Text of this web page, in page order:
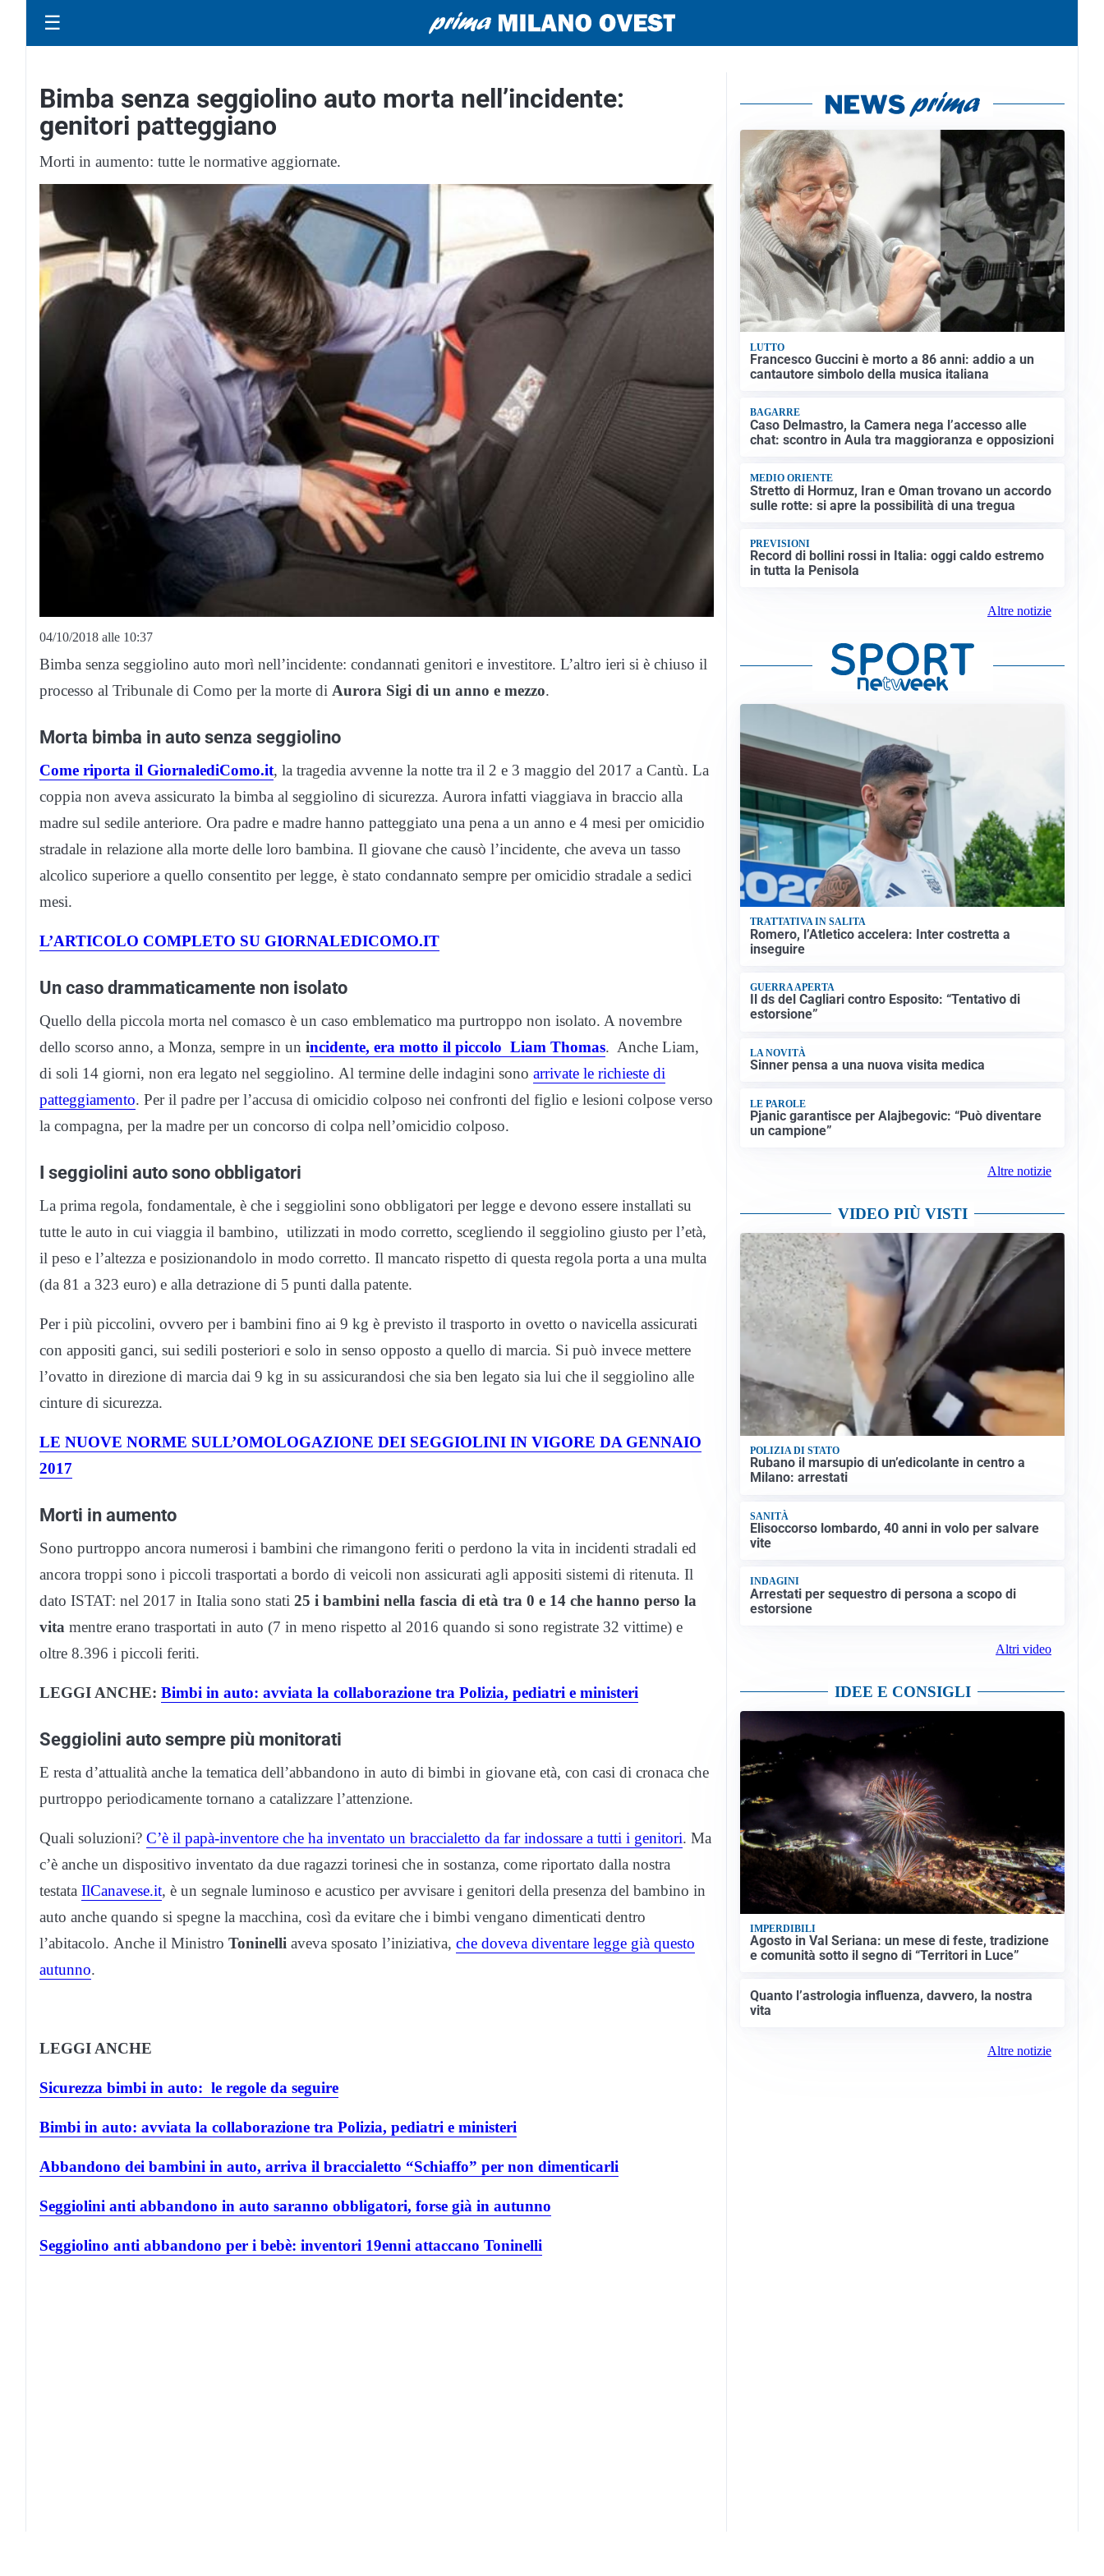
☰
Bimba senza seggiolino auto morta nell’incidente:
genitori patteggiano
Morti in aumento: tutte le normative aggiornate.
04/10/2018 alle 10:37
Bimba senza seggiolino auto morì nell’incidente: condannati genitori e investitore. L’altro ieri si è chiuso il
processo al Tribunale di Como per la morte di Aurora Sigi di un anno e mezzo.
Morta bimba in auto senza seggiolino
Come riporta il GiornalediComo.it, la tragedia avvenne la notte tra il 2 e 3 maggio del 2017 a Cantù. La
coppia non aveva assicurato la bimba al seggiolino di sicurezza. Aurora infatti viaggiava in braccio alla
madre sul sedile anteriore. Ora padre e madre hanno patteggiato una pena a un anno e 4 mesi per omicidio
stradale in relazione alla morte delle loro bambina. Il giovane che causò l’incidente, che aveva un tasso
alcolico superiore a quello consentito per legge, è stato condannato sempre per omicidio stradale a sedici
mesi.
L’ARTICOLO COMPLETO SU GIORNALEDICOMO.IT
Un caso drammaticamente non isolato
Quello della piccola morta nel comasco è un caso emblematico ma purtroppo non isolato. A novembre
dello scorso anno, a Monza, sempre in un incidente, era motto il piccolo Liam Thomas. Anche Liam,
di soli 14 giorni, non era legato nel seggiolino. Al termine delle indagini sono arrivate le richieste di
patteggiamento. Per il padre per l’accusa di omicidio colposo nei confronti del figlio e lesioni colpose verso
la compagna, per la madre per un concorso di colpa nell’omicidio colposo.
I seggiolini auto sono obbligatori
La prima regola, fondamentale, è che i seggiolini sono obbligatori per legge e devono essere installati su
tutte le auto in cui viaggia il bambino, utilizzati in modo corretto, scegliendo il seggiolino giusto per l’età,
il peso e l’altezza e posizionandolo in modo corretto. Il mancato rispetto di questa regola porta a una multa
(da 81 a 323 euro) e alla detrazione di 5 punti dalla patente.
Per i più piccolini, ovvero per i bambini fino ai 9 kg è previsto il trasporto in ovetto o navicella assicurati
con appositi ganci, sui sedili posteriori e solo in senso opposto a quello di marcia. Si può invece mettere
l’ovatto in direzione di marcia dai 9 kg in su assicurandosi che sia ben legato sia lui che il seggiolino alle
cinture di sicurezza.
LE NUOVE NORME SULL’OMOLOGAZIONE DEI SEGGIOLINI IN VIGORE DA GENNAIO
2017
Morti in aumento
Sono purtroppo ancora numerosi i bambini che rimangono feriti o perdono la vita in incidenti stradali ed
ancora troppi sono i piccoli trasportati a bordo di veicoli non assicurati agli appositi sistemi di ritenuta. Il
dato ISTAT: nel 2017 in Italia sono stati 25 i bambini nella fascia di età tra 0 e 14 che hanno perso la
vita mentre erano trasportati in auto (7 in meno rispetto al 2016 quando si sono registrate 32 vittime) e
oltre 8.396 i piccoli feriti.
LEGGI ANCHE: Bimbi in auto: avviata la collaborazione tra Polizia, pediatri e ministeri
Seggiolini auto sempre più monitorati
E resta d’attualità anche la tematica dell’abbandono in auto di bimbi in giovane età, con casi di cronaca che
purtroppo periodicamente tornano a catalizzare l’attenzione.
Quali soluzioni? C’è il papà-inventore che ha inventato un braccialetto da far indossare a tutti i genitori. Ma
c’è anche un dispositivo inventato da due ragazzi torinesi che in sostanza, come riportato dalla nostra
testata IlCanavese.it, è un segnale luminoso e acustico per avvisare i genitori della presenza del bambino in
auto anche quando si spegne la macchina, così da evitare che i bimbi vengano dimenticati dentro
l’abitacolo. Anche il Ministro Toninelli aveva sposato l’iniziativa, che doveva diventare legge già questo
autunno.
LEGGI ANCHE
Sicurezza bimbi in auto: le regole da seguire
Bimbi in auto: avviata la collaborazione tra Polizia, pediatri e ministeri
Abbandono dei bambini in auto, arriva il braccialetto “Schiaffo” per non dimenticarli
Seggiolini anti abbandono in auto saranno obbligatori, forse già in autunno
Seggiolino anti abbandono per i bebè: inventori 19enni attaccano Toninelli
LUTTO
Francesco Guccini è morto a 86 anni: addio a un
cantautore simbolo della musica italiana
BAGARRE
Caso Delmastro, la Camera nega l’accesso alle
chat: scontro in Aula tra maggioranza e opposizioni
MEDIO ORIENTE
Stretto di Hormuz, Iran e Oman trovano un accordo
sulle rotte: si apre la possibilità di una tregua
PREVISIONI
Record di bollini rossi in Italia: oggi caldo estremo
in tutta la Penisola
Altre notizie
TRATTATIVA IN SALITA
Romero, l’Atletico accelera: Inter costretta a
inseguire
GUERRA APERTA
Il ds del Cagliari contro Esposito: “Tentativo di
estorsione”
LA NOVITÀ
Sinner pensa a una nuova visita medica
LE PAROLE
Pjanic garantisce per Alajbegovic: “Può diventare
un campione”
Altre notizie
VIDEO PIÙ VISTI
POLIZIA DI STATO
Rubano il marsupio di un’edicolante in centro a
Milano: arrestati
SANITÀ
Elisoccorso lombardo, 40 anni in volo per salvare
vite
INDAGINI
Arrestati per sequestro di persona a scopo di
estorsione
Altri video
IDEE E CONSIGLI
IMPERDIBILI
Agosto in Val Seriana: un mese di feste, tradizione
e comunità sotto il segno di “Territori in Luce”
Quanto l’astrologia influenza, davvero, la nostra
vita
Altre notizie